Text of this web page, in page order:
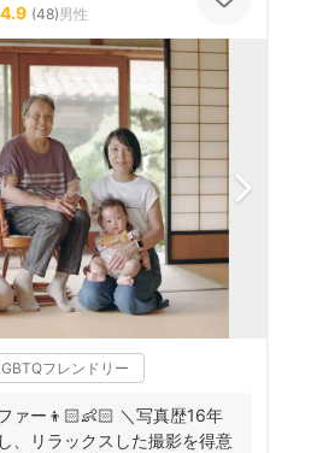
4.9 (48)男性
フレンドリー
ァー👦🏻👶🏻 ＼写真歴16年
、リラックスした撮影を得意